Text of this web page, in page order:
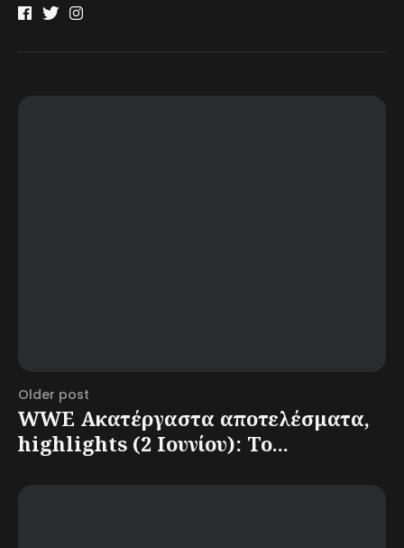
Older post
WWE Ακατέργαστα αποτελέσματα,
highlights (2 Ιουνίου): Το...